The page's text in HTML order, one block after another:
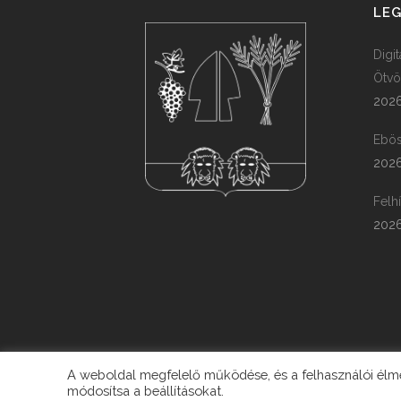
A weboldal megfelelő működése, és a felhasználói
módosítsa a beállításokat.